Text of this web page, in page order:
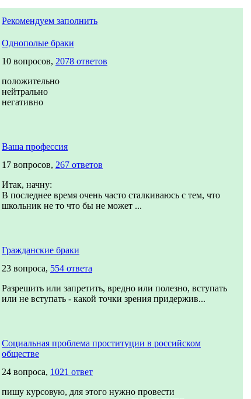
Рекомендуем заполнить
Однополые браки
10 вопросов, 2078 ответов
положительно
нейтрально
негативно
Ваша профессия
17 вопросов, 267 ответов
Итак, начну:
В последнее время очень часто сталкиваюсь с тем, что
школьник не то что бы не может ...
Гражданские браки
23 вопроса, 554 ответа
Разрешить или запретить, вредно или полезно, вступать
или не вступать - какой точки зрения придержив...
Социальная проблема проституции в российском
обществе
24 вопроса, 1021 ответ
пишу курсовую, для этого нужно провести